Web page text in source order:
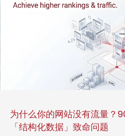
为什么你的网站没有流量？
「结构化数据」致命问题